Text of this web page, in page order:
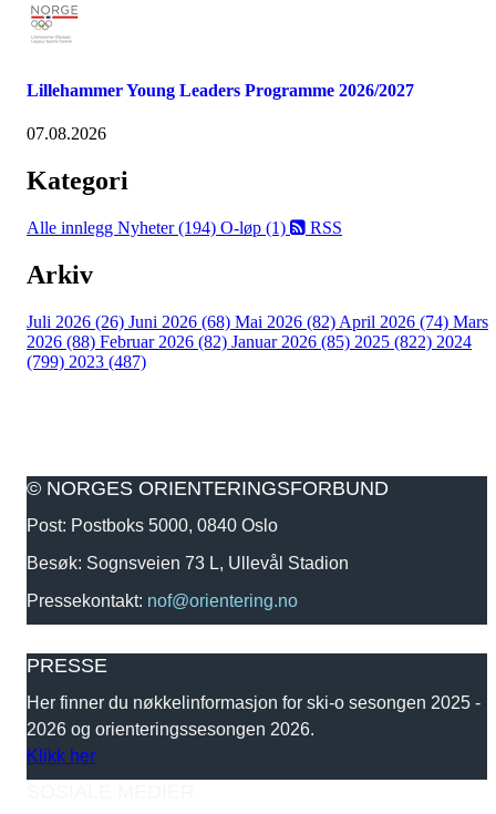
Lillehammer Young Leaders Programme 2026/2027
07.08.2026
Kategori
Alle innlegg Nyheter (194) O-løp (1) RSS
Arkiv
Juli 2026 (26) Juni 2026 (68) Mai 2026 (82) April 2026 (74) Mars
2026 (88) Februar 2026 (82) Januar 2026 (85) 2025 (822) 2024
(799) 2023 (487)
© NORGES ORIENTERINGSFORBUND
Post: Postboks 5000, 0840 Oslo
Besøk: Sognsveien 73 L, Ullevål Stadion
Pressekontakt: nof@orientering.no
PRESSE
Her finner du nøkkelinformasjon for ski-o sesongen 2025 -
2026 og orienteringssesongen 2026.
Klikk her